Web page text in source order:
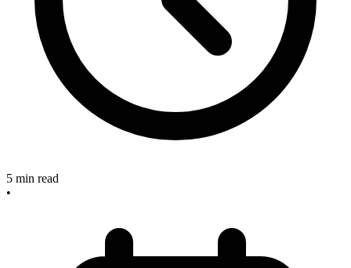
5 min read
•